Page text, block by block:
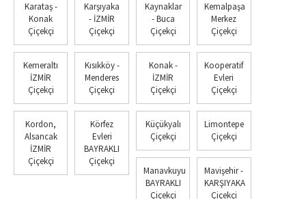
Karataş -
Konak
Çiçekçi
Karşıyaka
- İZMİR
Çiçekçi
Kaynaklar
- Buca
Çiçekçi
Kemalpaşa
Merkez
Çiçekçi
Kemeraltı
İZMİR
Çiçekçi
Kısıkköy -
Menderes
Çiçekçi
Konak -
İZMİR
Çiçekçi
Kooperatif
Evleri
Çiçekçi
Kordon,
Alsancak
İZMİR
Çiçekçi
Körfez
Evleri
BAYRAKLI
Çiçekçi
Küçükyalı
Çiçekçi
Limontepe
Çiçekçi
Manavkuyu
BAYRAKLI
Çiçekçi
Mavişehir -
KARŞIYAKA
Çiçekçi